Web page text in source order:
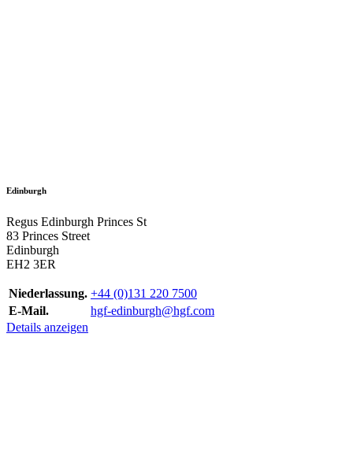
Edinburgh
Regus Edinburgh Princes St
83 Princes Street
Edinburgh
EH2 3ER
Niederlassung. +44 (0)131 220 7500
E-Mail.
hgf-edinburgh@hgf.com
Details anzeigen